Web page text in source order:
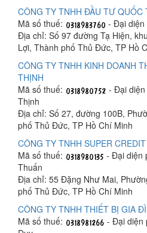
CÔNG TY TNHH ĐẦU TƯ QUỐC
Mã số thuế:
- Đại diện
Địa chỉ: Số 97 đường Tạ Hiện,
Lợi, Thành phố Thủ Đức, TP Hồ
CÔNG TY TNHH KINH DOANH
THỊNH
Mã số thuế:
- Đại diện
Thịnh
Địa chỉ: Số 27, đường 100B,
phố Thủ Đức, TP Hồ Chí Minh
CÔNG TY TNHH SUPER
Mã số thuế:
- Đại diện
Thuấn
Địa chỉ: 55 Đặng Như Mai,
phố Thủ Đức, TP Hồ Chí Minh
CÔNG TY TNHH THIẾT BỊ GIA
Mã số thuế:
- Đại diện